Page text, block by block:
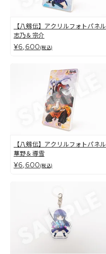
【八剱伝】アクリルフォトパネル
志乃＆宗介
¥6,600(税込)
【八剱伝】アクリルフォトパネル
華野＆導雪
¥6,600(税込)